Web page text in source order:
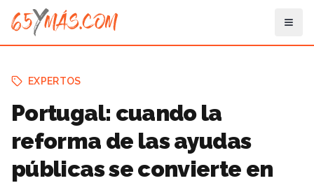
EXPERTOS
Portugal: cuando la
reforma de las ayudas
públicas se convierte en